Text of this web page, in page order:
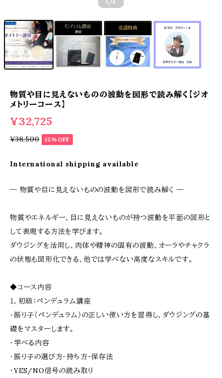
1 /4
物質や目に見えないものの波動を図形で読み解く【ジオ
メトリーコース】
¥32,725
¥38,500 15%OFF
International shipping available
― 物質や目に見えないものの波動を図形で読み解く ―
物質やエネルギー、目に見えないものが持つ波動を平面の図形と
して表現する方法を学びます。
ダウジングを活用し、肉体や精神の固有の波動、オーラやチャクラ
の状態も図形化できる、他では学べない高度なスキルです。
◆コース内容
１．初級：ペンデュラム講座
・振り子（ペンデュラム）の正しい使い方を習得し、ダウジングの基
礎をマスターします。
・学べる内容
・振り子の選び方・持ち方・保存法
・YES/NO信号の読み取り